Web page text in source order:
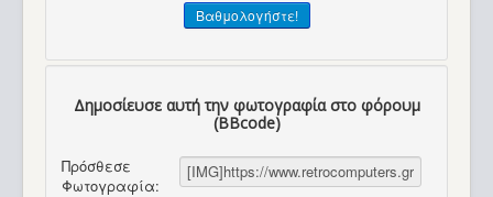
Δημοσίευσε αυτή την φωτογραφία στο φόρουμ
(BBcode)
Πρόσθεσε
Φωτογραφία: